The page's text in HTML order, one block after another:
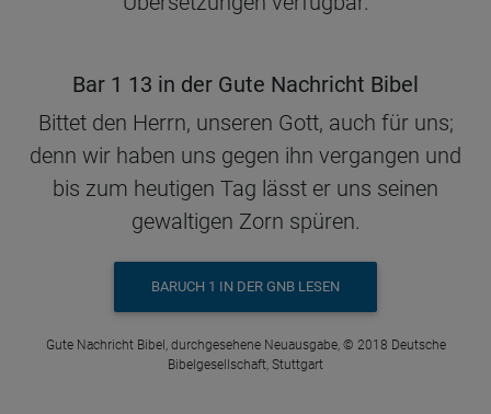
Bar 1 13 in der Gute Nachricht Bibel
Bittet den Herrn, unseren Gott, auch für uns;
denn wir haben uns gegen ihn vergangen und
bis zum heutigen Tag lässt er uns seinen
gewaltigen Zorn spüren.
BARUCH 1 IN DER GNB LESEN
Gute Nachricht Bibel, durchgesehene Neuausgabe, © 2018 Deutsche
Bibelgesellschaft, Stuttgart